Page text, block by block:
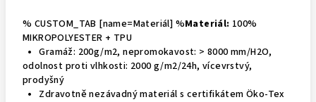
% CUSTOM_TAB [name=Materiál] %Materiál: 100%
MIKROPOLYESTER + TPU
• Gramáž: 200g/m2, nepromokavost: > 8000 mm/H2O,
odolnost proti vlhkosti: 2000 g/m2/24h, vícevrstvý,
prodyšný
• Zdravotně nezávadný materiál s certifikátem Öko-Tex